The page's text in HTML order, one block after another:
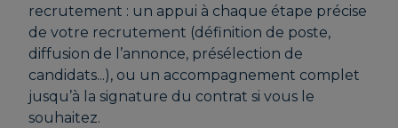
recrutement : un appui à chaque étape précise
de votre recrutement (définition de poste,
diffusion de l’annonce, présélection de
candidats...), ou un accompagnement complet
jusqu’à la signature du contrat si vous le
souhaitez.